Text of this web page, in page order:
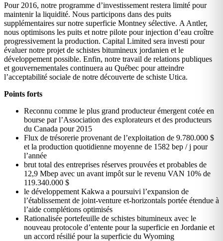
Pour 2016, notre programme d’investissement restera limité pour
maintenir la liquidité. Nous participons dans des puits
supplémentaires sur notre superficie Montney sélective. A Antler,
nous optimisons les puits et notre pilote pour injection d’eau croître
progressivement la production. Capital Limited sera investi pour
évaluer notre projet de schistes bitumineux jordanien et le
développement possible. Enfin, notre travail de relations publiques
et gouvernementales continuera au Québec pour atteindre
l’acceptabilité sociale de notre découverte de schiste Utica.
Points forts
Reconnu comme le plus grand producteur émergent cotée en
bourse par l’Association des explorateurs et des producteurs
du Canada pour 2015
Flux de trésorerie provenant de l’exploitation de 9.780.000 $
et la production quotidienne moyenne de 1582 bep / j pour
l’année
brut total des entreprises réserves prouvées et probables de
12,9 Mbep avec un avant impôt sur le revenu VAN 10% de
119.340.000 $
le développement Kakwa a poursuivi l’expansion de
l’établissement de joint-venture et-horizontals portée étendue à
l’aide complétions optimisés
Rationalisée portefeuille de schistes bitumineux avec le
nouveau protocole d’entente pour la superficie en Jordanie et
un accord résilié pour la superficie du Wyoming